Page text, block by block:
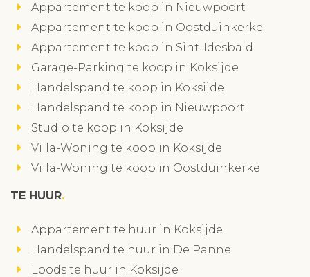
Appartement te koop in Nieuwpoort
Appartement te koop in Oostduinkerke
Appartement te koop in Sint-Idesbald
Garage-Parking te koop in Koksijde
Handelspand te koop in Koksijde
Handelspand te koop in Nieuwpoort
Studio te koop in Koksijde
Villa-Woning te koop in Koksijde
Villa-Woning te koop in Oostduinkerke
TE HUUR
Appartement te huur in Koksijde
Handelspand te huur in De Panne
Loods te huur in Koksijde